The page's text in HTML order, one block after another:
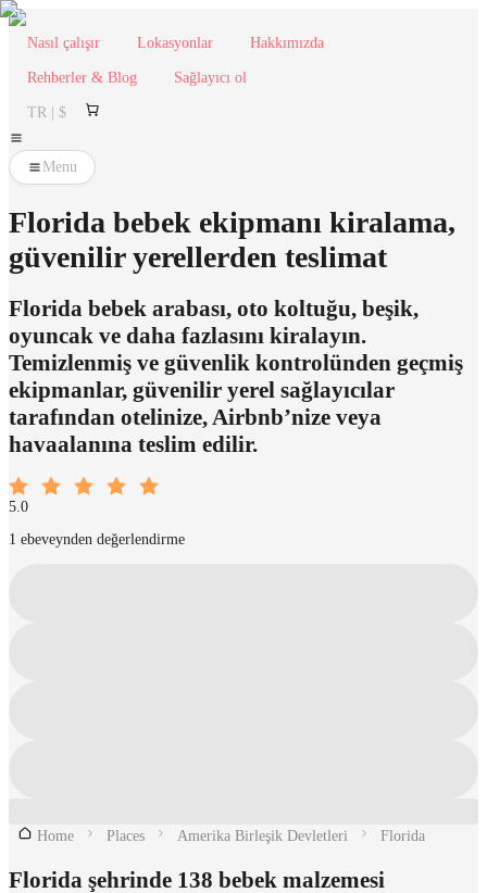
Nasıl çalışır Lokasyonlar Hakkımızda
Rehberler & Blog Sağlayıcı ol
TR | $
Menu
Florida bebek ekipmanı kiralama,
güvenilir yerellerden teslimat
Florida bebek arabası, oto koltuğu, beşik,
oyuncak ve daha fazlasını kiralayın.
Temizlenmiş ve güvenlik kontrolünden geçmiş
ekipmanlar, güvenilir yerel sağlayıcılar
tarafından otelinize, Airbnb’nize veya
havaalanına teslim edilir.
5.0
1 ebeveynden değerlendirme
Home Places Amerika Birleşik Devletleri Florida
Florida şehrinde 138 bebek malzemesi